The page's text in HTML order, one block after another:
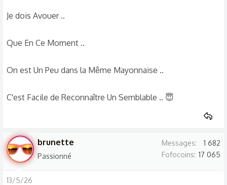
Je dois Avouer ..
Que En Ce Moment ..
On est Un Peu dans la Même Mayonnaise ..
C'est Facile de Reconnaître Un Semblable .. 😇
brunette
Passionné
Messages
1 682
Fofocoins 17 065
13/5/26